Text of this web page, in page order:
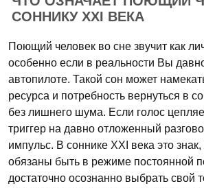
СОННИКУ XXI ВЕКА
Поющий человек во сне звучит как
особенно если в реальности Вы
автопилоте. Такой сон может
ресурса и потребность вернуться в
без лишнего шума. Если голос
триггер на давно отложенный
импульс. В соннике XXI века это
обязаны быть в режиме постоянной
достаточно осознанно выбрать свой